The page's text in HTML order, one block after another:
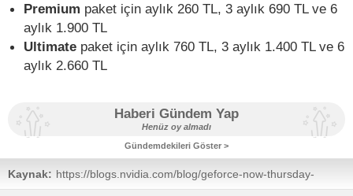
Premium paket için aylık 260 TL, 3 aylık 690 TL ve 6
aylık 1.900 TL
Ultimate paket için aylık 760 TL, 3 aylık 1.400 TL ve 6
aylık 2.660 TL
Haberi Gündem Yap
Henüz oy almadı
Gündemdekileri Göster >
Kaynak: https://blogs.nvidia.com/blog/geforce-now-thursday-
steam-deck-geforce-now/